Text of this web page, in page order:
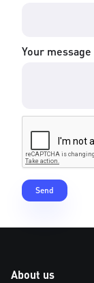
Your message
About us